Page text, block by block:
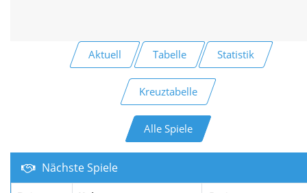
Aktuell Tabelle Statistik
Kreuztabelle
Alle Spiele
Nächste Spiele